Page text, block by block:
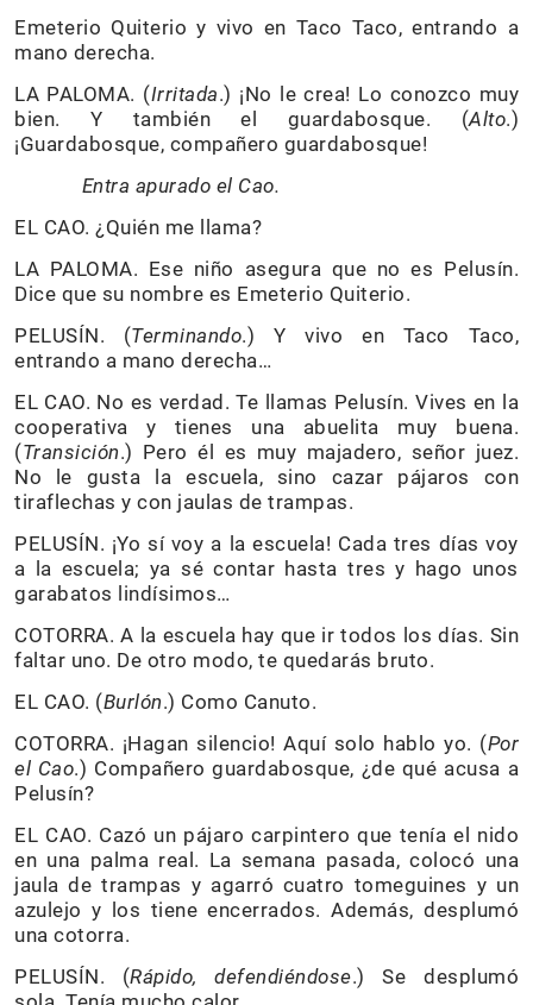
Emeterio Quiterio y vivo en Taco Taco, entrando a
mano derecha.
LA PALOMA. (Irritada.) ¡No le crea! Lo conozco muy
bien. Y también el guardabosque. (Alto.)
¡Guardabosque, compañero guardabosque!
Entra apurado el Cao.
EL CAO. ¿Quién me llama?
LA PALOMA. Ese niño asegura que no es Pelusín.
Dice que su nombre es Emeterio Quiterio.
PELUSÍN. (Terminando.) Y vivo en Taco Taco,
entrando a mano derecha…
EL CAO. No es verdad. Te llamas Pelusín. Vives en la
cooperativa y tienes una abuelita muy buena.
(Transición.) Pero él es muy majadero, señor juez.
No le gusta la escuela, sino cazar pájaros con
tiraflechas y con jaulas de trampas.
PELUSÍN. ¡Yo sí voy a la escuela! Cada tres días voy
a la escuela; ya sé contar hasta tres y hago unos
garabatos lindísimos…
COTORRA. A la escuela hay que ir todos los días. Sin
faltar uno. De otro modo, te quedarás bruto.
EL CAO. (Burlón.) Como Canuto.
COTORRA. ¡Hagan silencio! Aquí solo hablo yo. (Por
el Cao.) Compañero guardabosque, ¿de qué acusa a
Pelusín?
EL CAO. Cazó un pájaro carpintero que tenía el nido
en una palma real. La semana pasada, colocó una
jaula de trampas y agarró cuatro tomeguines y un
azulejo y los tiene encerrados. Además, desplumó
una cotorra.
PELUSÍN. (Rápido, defendiéndose.) Se desplumó